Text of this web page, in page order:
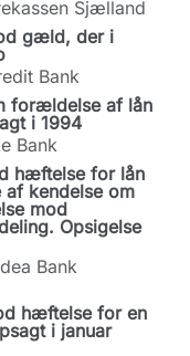
Sjælland
gæld, der i
Bank
forældelse af lån
i 1994
Bank
hæftelse for lån
kendelse om
mod
Opsigelse
Bank
hæftelse for en
i januar